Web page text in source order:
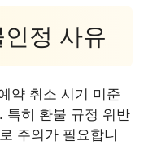
정 사유
약 취소 시기 미준
특히 환불 규정 위반
주의가 필요합니